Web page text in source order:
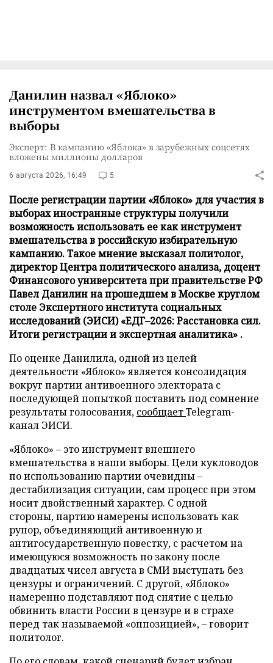
Данилин назвал «Яблоко»
инструментом вмешательства в
выборы
Эксперт: В кампанию «Яблока» в зарубежных соцсетях
вложены миллионы долларов
6 августа 2026, 16:49 5
После регистрации партии «Яблоко» для участия в
выборах иностранные структуры получили
возможность использовать ее как инструмент
вмешательства в российскую избирательную
кампанию. Такое мнение высказал политолог,
директор Центра политического анализа, доцент
Финансового университета при правительстве РФ
Павел Данилин на прошедшем в Москве круглом
столе Экспертного института социальных
исследований (ЭИСИ) «ЕДГ–2026: Расстановка сил.
Итоги регистрации и экспертная аналитика» .
По оценке Данилила, одной из целей
деятельности «Яблоко» является консолидация
вокруг партии антивоенного электората с
последующей попыткой поставить под сомнение
результаты голосования, сообщаетTelegram-
канал ЭИСИ.
«Яблоко» – это инструмент внешнего
вмешательства в наши выборы. Цели кукловодов
по использованию партии очевидны –
дестабилизация ситуации, сам процесс при этом
носит двойственный характер. С одной
стороны, партию намерены использовать как
рупор, объединяющий антивоенную и
антигосударственную повестку, с расчетом на
имеющуюся возможность по закону после
двадцатых чисел августа в СМИ выступать без
цензуры и ограничений. С другой, «Яблоко»
намеренно подставляют под снятие с целью
обвинить власти России в цензуре и в страхе
перед так называемой «оппозицией», – говорит
политолог.